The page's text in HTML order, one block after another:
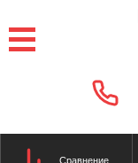
Сравнение